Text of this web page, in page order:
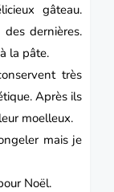
gâteau.
dernières.
la pâte.
très
Après ils
moelleux.
mais je
Noël.